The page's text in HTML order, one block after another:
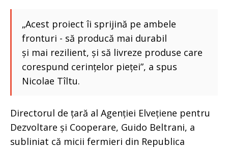
„Acest proiect îi sprijină pe ambele
fronturi - să producă mai durabil
și mai rezilient, și să livreze produse care
corespund cerințelor pieței”, a spus
Nicolae Tîltu.
Directorul de țară al Agenției Elvețiene pentru
Dezvoltare și Cooperare, Guido Beltrani, a
subliniat că micii fermieri din Republica